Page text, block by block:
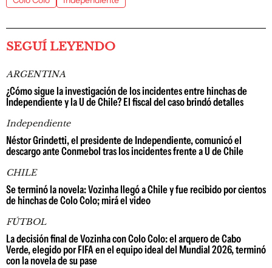
SEGUÍ LEYENDO
ARGENTINA
¿Cómo sigue la investigación de los incidentes entre hinchas de
Independiente y la U de Chile? El fiscal del caso brindó detalles
Independiente
Néstor Grindetti, el presidente de Independiente, comunicó el
descargo ante Conmebol tras los incidentes frente a U de Chile
CHILE
Se terminó la novela: Vozinha llegó a Chile y fue recibido por cientos
de hinchas de Colo Colo; mirá el video
FÚTBOL
La decisión final de Vozinha con Colo Colo: el arquero de Cabo
Verde, elegido por FIFA en el equipo ideal del Mundial 2026, terminó
con la novela de su pase